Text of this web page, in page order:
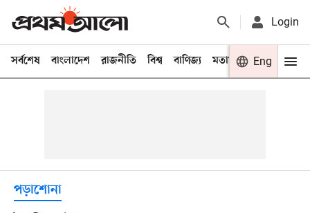
Login
সর্বশেষ বাংলাদেশ রাজনীতি বিশ্ব বাণিজ্য মতামত খেলা
Eng
পড়াশোনা